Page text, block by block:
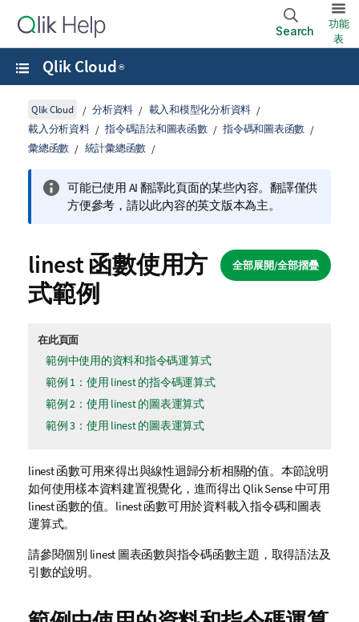
Search
功能
表
Qlik Cloud ®
Qlik Cloud 分析資料
載入和模型化分析資料
載入分析資料
指令碼語法和圖表函數
指令碼和圖表函數
彙總函數
統計彙總函數
可能已使用 AI 翻譯此頁面的某些內容。翻譯僅供
方便參考，請以此內容的英文版本為主。
全部展開/全部摺疊
linest函數使用方
式範例
在此頁面
範例中使用的資料和指令碼運算式
範例 1：使用 linest 的指令碼運算式
範例 2：使用 linest 的圖表運算式
範例 3：使用 linest 的圖表運算式
linest函數可用來得出與線性迴歸分析相關的值。本節說明
如何使用樣本資料建置視覺化，進而得出Qlik Sense中可用
linest函數的值。 linest函數可用於資料載入指令碼和圖表
運算式。
請參閱個別 linest 圖表函數與指令碼函數主題，取得語法及
引數的說明。